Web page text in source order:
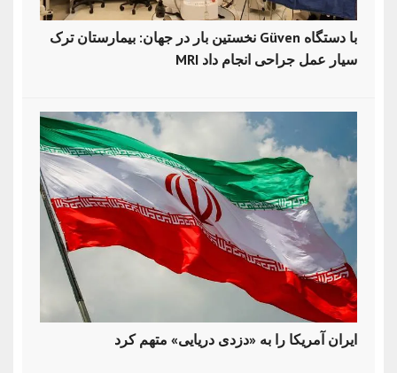
نخستین بار در جهان: بیمارستان ترک Güven با دستگاه
MRI سیار عمل جراحی انجام داد
ایران آمریکا را به «دزدی دریایی» متهم کرد